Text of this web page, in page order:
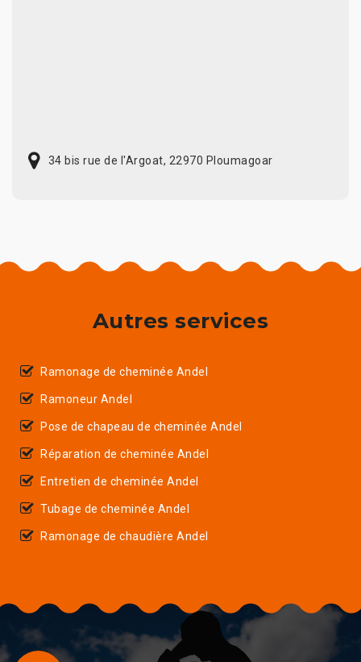
34 bis rue de l'Argoat, 22970 Ploumagoar
Autres services
Ramonage de cheminée Andel
Ramoneur Andel
Pose de chapeau de cheminée Andel
Réparation de cheminée Andel
Entretien de cheminée Andel
Tubage de cheminée Andel
Ramonage de chaudière Andel